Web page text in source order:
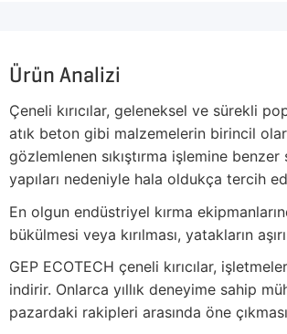
Ürün Analizi
Çeneli kırıcılar, geleneksel ve sürekli
atık beton gibi malzemelerin birincil
gözlemlenen sıkıştırma işlemine
yapıları nedeniyle hala oldukça tercih
En olgun endüstriyel kırma
bükülmesi veya kırılması, yatakların
GEP ECOTECH çeneli kırıcılar,
indirir. Onlarca yıllık deneyime sahip
pazardaki rakipleri arasında öne